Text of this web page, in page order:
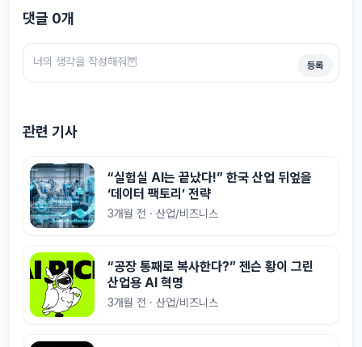
댓글 0개
등록
관련 기사
“실험실 AI는 끝났다!” 한국 산업 뒤엎을
‘데이터 팩토리’ 전략
3개월 전 · 산업/비즈니스
“공장 통째로 복사한다?” 젠슨 황이 그린
산업용 AI 혁명
3개월 전 · 산업/비즈니스